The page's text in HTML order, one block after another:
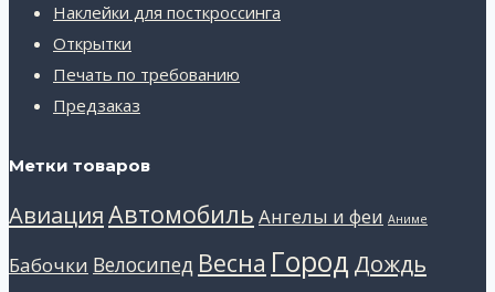
Наклейки для посткроссинга
Открытки
Печать по требованию
Предзаказ
Метки товаров
АвиацияАвтомобиль Ангелы и феи Аниме
Бабочки Велосипед Весна Город Дождь